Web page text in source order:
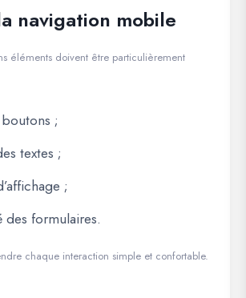
navigation mobile
éléments doivent être particulièrement
;
textes ;
;
formulaires.
chaque interaction simple et confortable.